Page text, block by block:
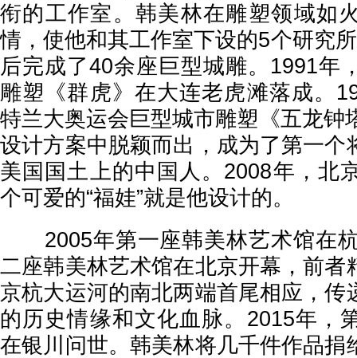
衔的工作室。韩美林在雕塑领域如
情，使他和其工作室下设的5个研究
后完成了40余座巨型城雕。1991年
雕塑《群虎》在大连老虎滩落成。
特兰大奥运会巨型城市雕塑《五龙钟
设计方案中脱颖而出，成为了第一个
美国国土上的中国人。2008年，北
个可爱的“福娃”就是他设计的。
2005年第一座韩美林艺术馆在杭
二座韩美林艺术馆在北京开幕，前者
京杭大运河的南北两端首尾相应，传
的历史情缘和文化血脉。2015年，
在银川问世。韩美林将几千件作品捐